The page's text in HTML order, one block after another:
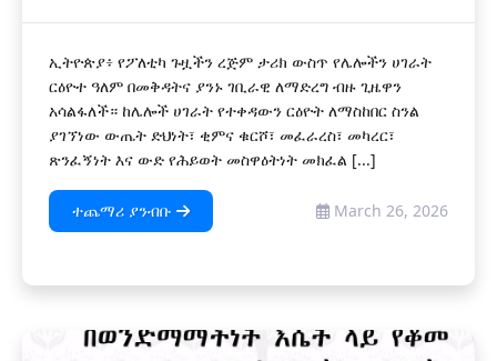
ኢትዮጵያ፥ የፖለቲካ ጉዟችን ረጅም ታሪክ ውስጥ የሌሎችን ሀገራት
ርዕዮተ ዓለም በመቅዳትና ያንኑ ገቢራዊ ለማድረግ ብዙ ጊዜዋን
አሳልፋለች። ከሌሎች ሀገራት የተቀዳውን ርዕዮት ለማስከበር ስንል
ያገኘነው ውጤት ድህነት፣ ቂምና ቁርሾ፣ መፈራረስ፣ መካረር፣
ጽንፈኝነት እና ውድ የሕይወት መስዋዕትነት መክፈል [...]
ተጨማሪ ያንብቡ March 26, 2026